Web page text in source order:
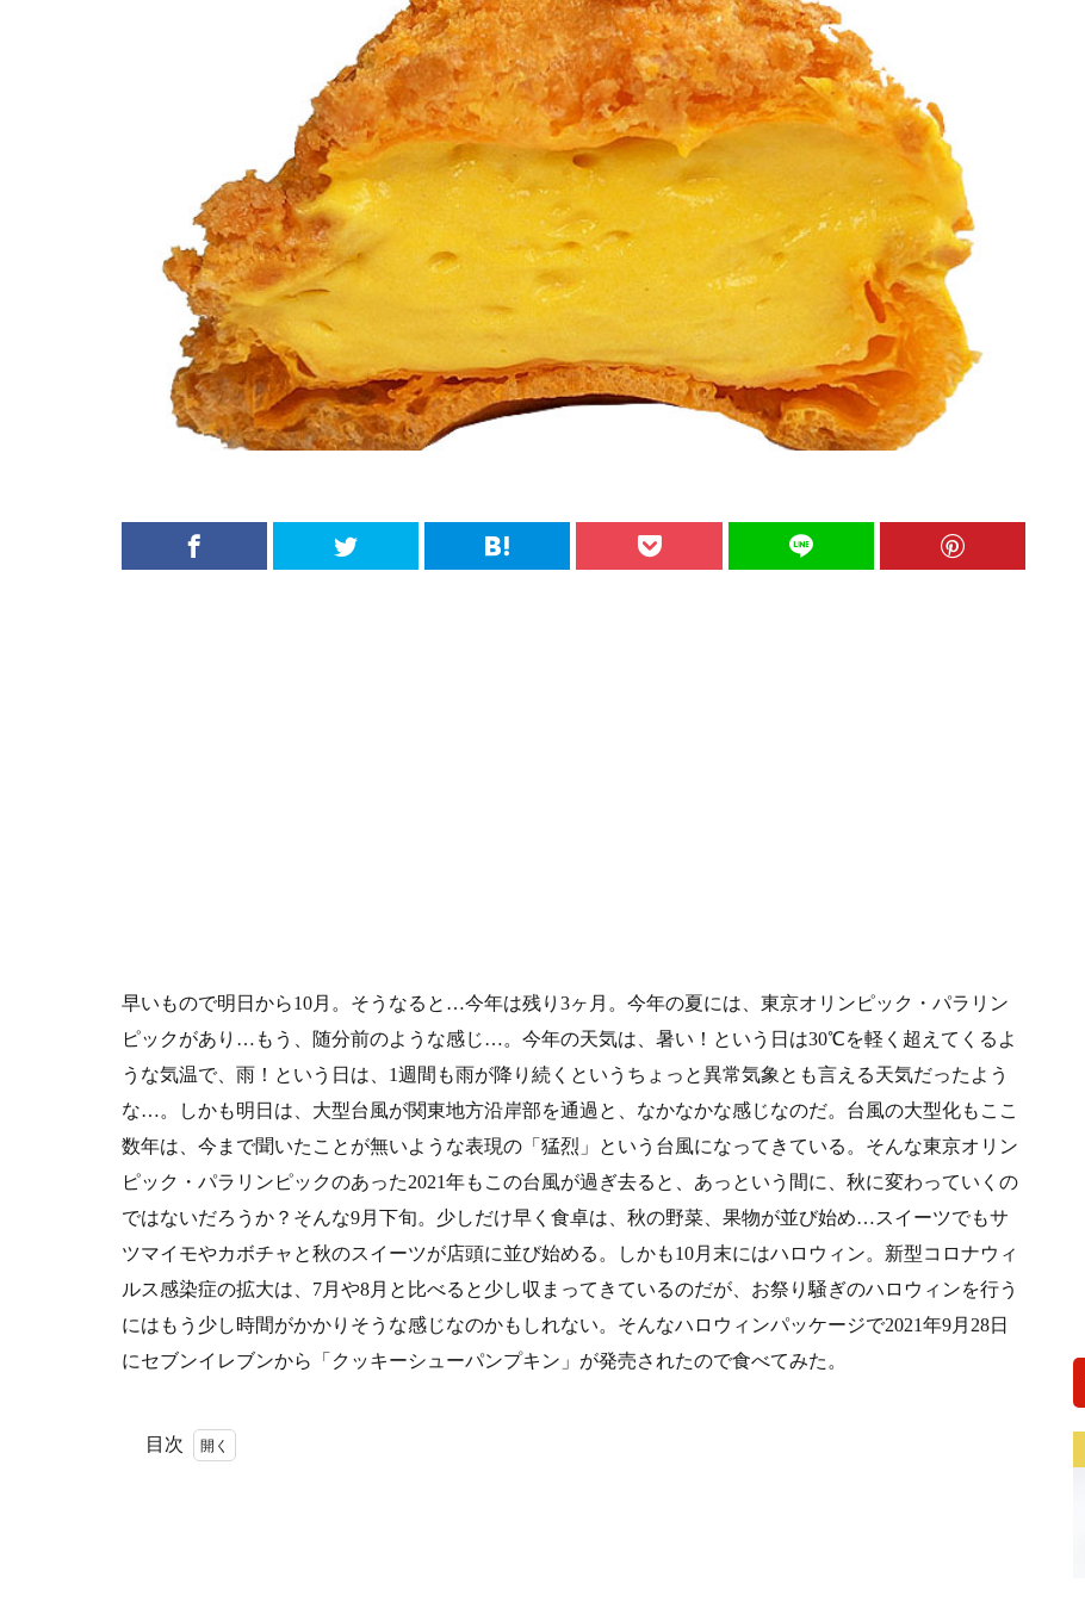
早いもので明日から10月。そうなると…今年は残り3ヶ月。今年の夏には、東京オリンピック・パラリン
ピックがあり…もう、随分前のような感じ…。今年の天気は、暑い！という日は30℃を軽く超えてくるよ
うな気温で、雨！という日は、1週間も雨が降り続くというちょっと異常気象とも言える天気だったよう
な…。しかも明日は、大型台風が関東地方沿岸部を通過と、なかなかな感じなのだ。台風の大型化もここ
数年は、今まで聞いたことが無いような表現の「猛烈」という台風になってきている。そんな東京オリン
ピック・パラリンピックのあった2021年もこの台風が過ぎ去ると、あっという間に、秋に変わっていくの
ではないだろうか？そんな9月下旬。少しだけ早く食卓は、秋の野菜、果物が並び始め…スイーツでもサ
ツマイモやカボチャと秋のスイーツが店頭に並び始める。しかも10月末にはハロウィン。新型コロナウィ
ルス感染症の拡大は、7月や8月と比べると少し収まってきているのだが、お祭り騒ぎのハロウィンを行う
にはもう少し時間がかかりそうな感じなのかもしれない。そんなハロウィンパッケージで2021年9月28日
にセブンイレブンから「クッキーシューパンプキン」が発売されたので食べてみた。
目次